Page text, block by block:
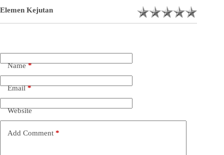
Elemen Kejutan
Name*
Email*
Website
Add Comment *